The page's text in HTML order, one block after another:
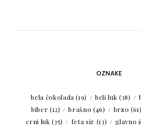
OZNAKE
bela čokolada (19) beli luk (38)
biber (12) brašno (46) brzo (61)
crni luk (35) feta sir (13) glavno